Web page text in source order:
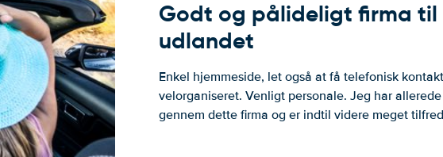
Godt og pålideligt firma til
udlandet
Enkel hjemmeside, let også at få telefonisk
velorganiseret. Venligt personale. Jeg har
gennem dette firma og er indtil videre meget